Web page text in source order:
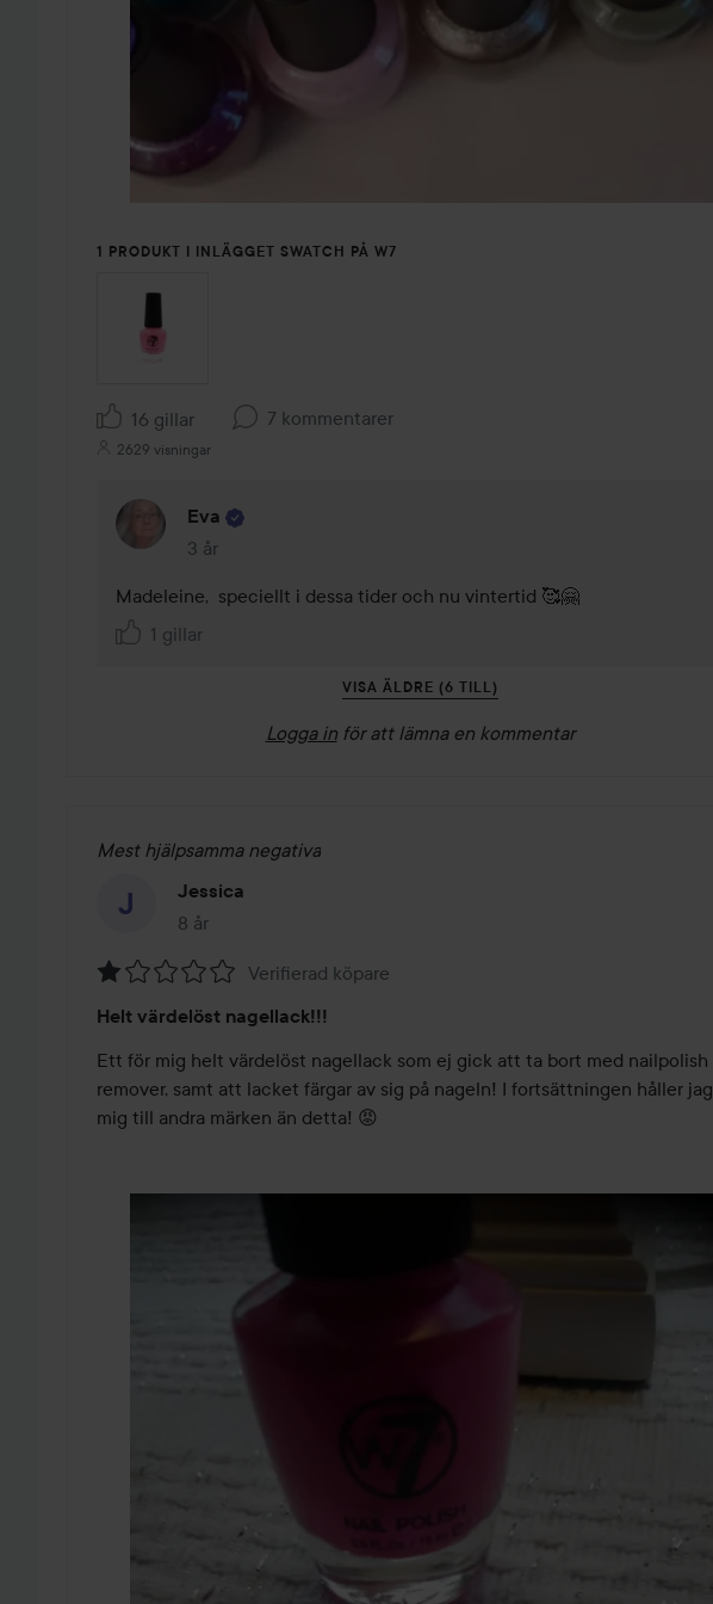
1 PRODUKT I INLÄGGET SWATCH PÅ W7
16 gillar 7 kommentarer
2629 visningar
Eva
3 år
Kommentaren lades 3 år
Madeleine,  speciellt i dessa tider och nu vintertid 🥰🤗
1 gillar
VISA ÄLDRE (6 TILL)
Logga in för att lämna en kommentar
Mest hjälpsamma negativa
Jessica
8 år
Inlägget skapades 8 år
1
av
5
Verifierad köpare
Helt värdelöst nagellack!!!
Ett för mig helt värdelöst nagellack som ej gick att ta bort med nailpolish
remover, samt att lacket färgar av sig på nageln! I fortsättningen håller jag
mig till andra märken än detta! 😡